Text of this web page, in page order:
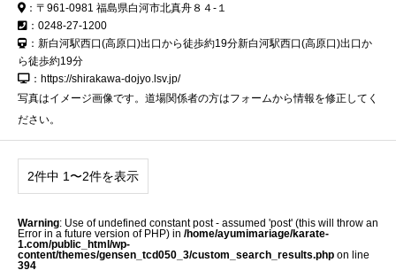
：〒961-0981 福島県白河市北真舟８４-１
：0248-27-1200
：新白河駅西口(高原口)出口から徒歩約19分新白河駅西口(高原口)出口か
ら徒歩約19分
：https://shirakawa-dojyo.lsv.jp/
写真はイメージ画像です。道場関係者の方はフォームから情報を修正してく
ださい。
2件中 1〜2件を表示
Warning: Use of undefined constant post - assumed 'post' (this will throw an
Error in a future version of PHP) in /home/ayumimariage/karate-
1.com/public_html/wp-
content/themes/gensen_tcd050_3/custom_search_results.php on line
394